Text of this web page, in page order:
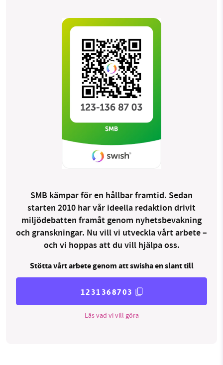
SMB kämpar för en hållbar framtid. Sedan
starten 2010 har vår ideella redaktion drivit
miljödebatten framåt genom nyhetsbevakning
och granskningar. Nu vill vi utveckla vårt arbete –
och vi hoppas att du vill hjälpa oss.
Stötta vårt arbete genom att swisha en slant till
1231368703
Läs vad vi vill göra